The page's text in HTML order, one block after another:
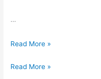
…
apt-
找
Read More »
apt-
Read More »